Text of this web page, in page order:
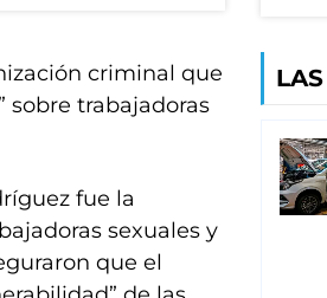
criminal que
sobre trabajadoras
fue la
sexuales y
que el